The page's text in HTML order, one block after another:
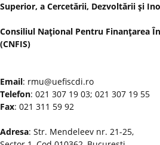
Superior, a Cercetării, Dezvoltării şi
Consiliul Naţional Pentru Finanţarea
(CNFIS)
Email: rmu@uefiscdi.ro
Telefon: 021 307 19 03; 021 307 19 55
Fax: 021 311 59 92
Adresa: Str. Mendeleev nr. 21-25,